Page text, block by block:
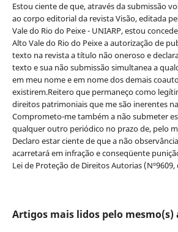
Estou ciente de que, através da submissão
ao corpo editorial da revista Visão, editada
Vale do Rio do Peixe - UNIARP, estou
Alto Vale do Rio do Peixe a autorização de
texto na revista a título não oneroso e
texto e sua não submissão simultanea a
em meu nome e em nome dos demais
existirem.Reitero que permaneço como
direitos patrimoniais que me são inerentes
Comprometo-me também a não submeter
qualquer outro periódico no prazo de, pelo
Declaro estar ciente de que a não
acarretará em infração e conseqüente
Lei de Proteção de Direitos Autorias
Artigos mais lidos pelo mesmo(s)